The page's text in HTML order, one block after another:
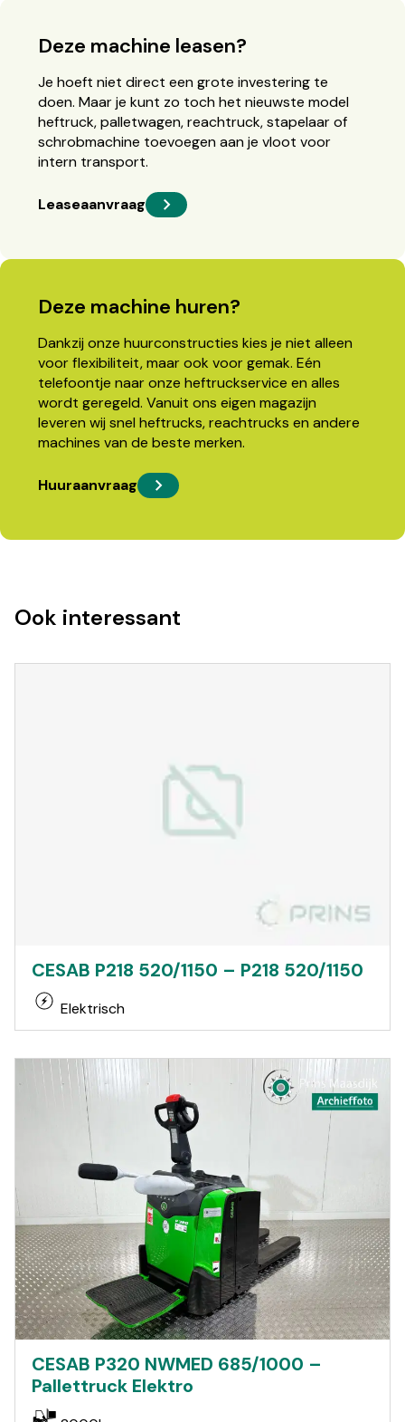
Deze machine leasen?
Je hoeft niet direct een grote investering te
doen. Maar je kunt zo toch het nieuwste model
heftruck, palletwagen, reachtruck, stapelaar of
schrobmachine toevoegen aan je vloot voor
intern transport.
Leaseaanvraag
Deze machine huren?
Dankzij onze huurconstructies kies je niet alleen
voor flexibiliteit, maar ook voor gemak. Eén
telefoontje naar onze heftruckservice en alles
wordt geregeld. Vanuit ons eigen magazijn
leveren wij snel heftrucks, reachtrucks en andere
machines van de beste merken.
Huuraanvraag
Ook interessant
CESAB P218 520/1150 – P218 520/1150
Elektrisch
CESAB P320 NWMED 685/1000 –
Pallettruck Elektro